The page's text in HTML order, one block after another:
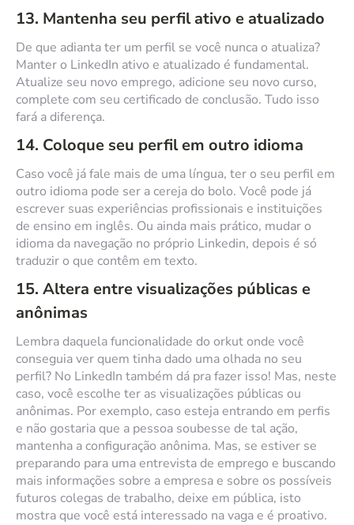
13. Mantenha seu perfil ativo e atualizado
De que adianta ter um perfil se você nunca o atualiza?
Manter o LinkedIn ativo e atualizado é fundamental.
Atualize seu novo emprego, adicione seu novo curso,
complete com seu certificado de conclusão. Tudo isso
fará a diferença.
14. Coloque seu perfil em outro idioma
Caso você já fale mais de uma língua, ter o seu perfil em
outro idioma pode ser a cereja do bolo. Você pode já
escrever suas experiências profissionais e instituições
de ensino em inglês. Ou ainda mais prático, mudar o
idioma da navegação no próprio Linkedin, depois é só
traduzir o que contêm em texto.
15. Altera entre visualizações públicas e
anônimas
Lembra daquela funcionalidade do orkut onde você
conseguia ver quem tinha dado uma olhada no seu
perfil? No LinkedIn também dá pra fazer isso! Mas, neste
caso, você escolhe ter as visualizações públicas ou
anônimas. Por exemplo, caso esteja entrando em perfis
e não gostaria que a pessoa soubesse de tal ação,
mantenha a configuração anônima. Mas, se estiver se
preparando para uma entrevista de emprego e buscando
mais informações sobre a empresa e sobre os possíveis
futuros colegas de trabalho, deixe em pública, isto
mostra que você está interessado na vaga e é proativo.